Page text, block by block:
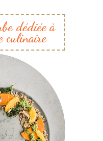
dédiée à
culinaire